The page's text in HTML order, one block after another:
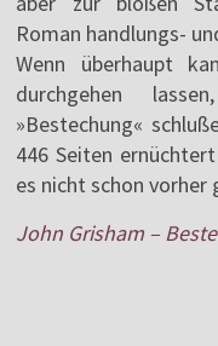
Roman handlungs-
Wenn überhaupt
durchgehen
»Bestechung«
446 Seiten
es nicht schon vorher
John Grisham –